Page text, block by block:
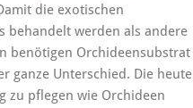
die exotischen
behandelt werden als andere
benötigen Orchideensubstrat
ganze Unterschied. Die heute
zu pflegen wie Orchideen